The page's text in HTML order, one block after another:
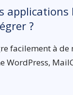
applications
?
facilement à
WordPress,